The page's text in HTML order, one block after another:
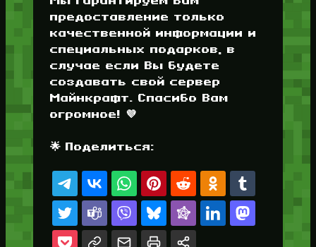
предоставление только
качественной информации и
специальных подарков, в
случае если Вы будете
создавать свой сервер
Майнкрафт. Спасибо Вам
огромное! 💜
🌟 Поделиться: